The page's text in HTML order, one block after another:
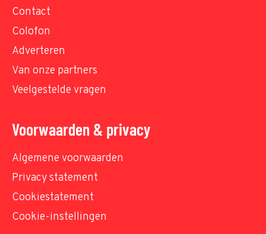
Contact
Colofon
Adverteren
Van onze partners
Veelgestelde vragen
Voorwaarden & privacy
Algemene voorwaarden
Privacy statement
Cookiestatement
Cookie-instellingen